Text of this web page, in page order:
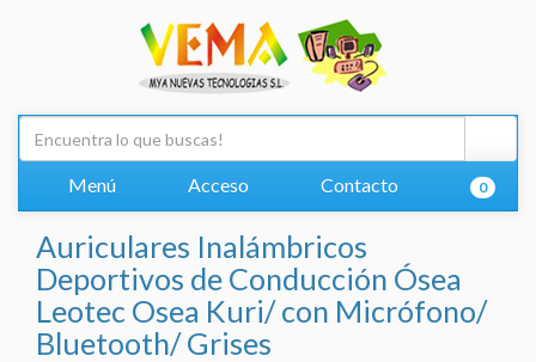
Menú Acceso Contacto 0
Auriculares Inalámbricos
Deportivos de Conducción Ósea
Leotec Osea Kuri/ con Micrófono/
Bluetooth/ Grises